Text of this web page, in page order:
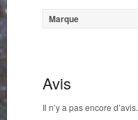
Marque
Avis
Il n’y a pas encore d’avis.